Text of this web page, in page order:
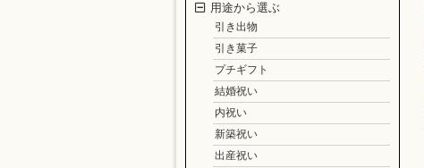
用途から選ぶ
引き出物
引き菓子
プチギフト
結婚祝い
内祝い
新築祝い
出産祝い